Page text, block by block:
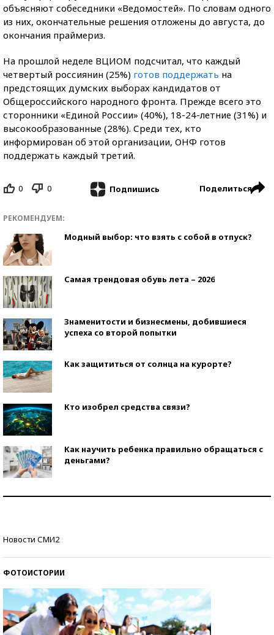
объясняют собеседники «Ведомостей». По словам одного
из них, окончательные решения отложены до августа, до
окончания праймериз.
На прошлой неделе ВЦИОМ подсчитал, что каждый
четвертый россиянин (25%) готов поддержать на
предстоящих думских выборах кандидатов от
Общероссийского народного фронта. Прежде всего это
сторонники «Единой России» (40%), 18-24-летние (31%) и
высокообразованные (28%). Среди тех, кто
информирован об этой организации, ОНФ готов
поддержать каждый третий.
0 0 Подпишись Поделиться
РЕКОМЕНДУЕМ:
Модный выбор: что взять с собой в отпуск?
Самая трендовая обувь лета – 2026
Знаменитости и бизнесмены, добившиеся
успеха со второй попытки
Как защититься от солнца на курорте?
Кто изобрел средства связи?
Как научить ребенка правильно обращаться с
деньгами?
Новости СМИ2
ФОТОИСТОРИИ